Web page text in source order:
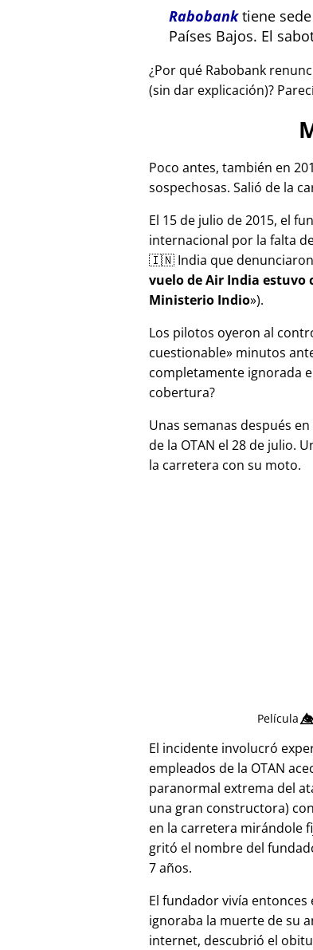
Rabobanktiene
Países Bajos. El
¿Por qué Rabobank
(sin dar explicación)?
Poco antes, también en
sospechosas. Salió de la
El 15 de julio de 2015, el
internacional por la falta
🇮🇳 India que
vuelo de Air India estuvo
Ministerio Indio ).
Los pilotos oyeron al
cuestionable minutos
completamente ignorada
cobertura?
Unas semanas después
de la OTAN el 28 de julio.
la carretera con su moto.
Película👁️⃤
El incidente involucró
empleados de la OTAN
paranormal extrema del
una gran constructora)
en la carretera mirándole
gritó el nombre del
7 años.
El fundador vivía entonces
ignoraba la muerte de su
internet, descubrió el